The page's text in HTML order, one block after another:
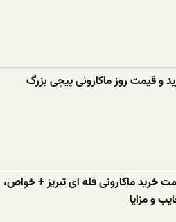
و قیمت روز ماکارونی پیچی بزرگ
خرید ماکارونی فله ای تبریز + خواص،
و مزایا